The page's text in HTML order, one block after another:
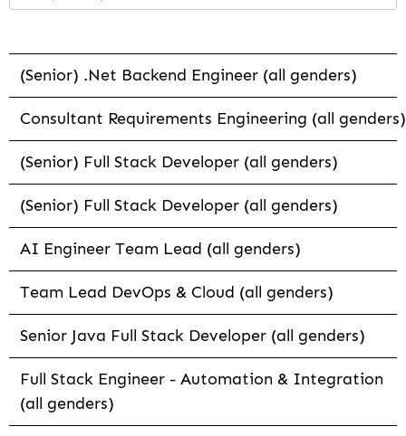
(Senior) .Net Backend Engineer (all genders)
Consultant Requirements Engineering (all genders)
(Senior) Full Stack Developer (all genders)
(Senior) Full Stack Developer (all genders)
AI Engineer Team Lead (all genders)
Team Lead DevOps & Cloud (all genders)
Senior Java Full Stack Developer (all genders)
Full Stack Engineer - Automation & Integration
(all genders)